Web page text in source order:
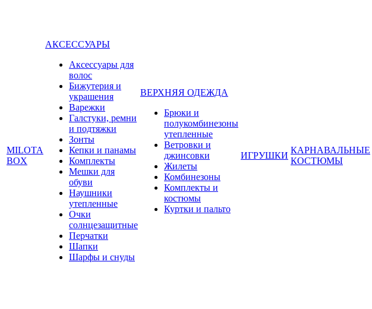
MILOTA
BOX
АКСЕССУАРЫ
Аксессуары для
волос
Бижутерия и
украшения
Варежки
Галстуки, ремни
и подтяжки
Зонты
Кепки и панамы
Комплекты
Мешки для
обуви
Наушники
утепленные
Очки
солнцезащитные
Перчатки
Шапки
Шарфы и снуды
ВЕРХНЯЯ ОДЕЖДА
Брюки и
полукомбинезоны
утепленные
Ветровки и
джинсовки
Жилеты
Комбинезоны
Комплекты и
костюмы
Куртки и пальто
ИГРУШКИ
КАРНАВАЛЬНЫЕ
КОСТЮМЫ